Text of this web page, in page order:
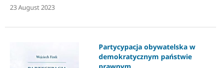
23 August 2023
Partycypacja obywatelska w
demokratycznym państwie
prawnym